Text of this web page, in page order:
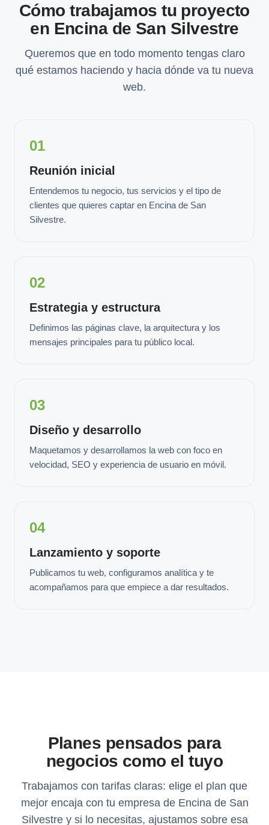
Cómo trabajamos tu proyecto
en Encina de San Silvestre
Queremos que en todo momento tengas claro
qué estamos haciendo y hacia dónde va tu nueva
web.
01
Reunión inicial
Entendemos tu negocio, tus servicios y el tipo de
clientes que quieres captar en Encina de San
Silvestre.
02
Estrategia y estructura
Definimos las páginas clave, la arquitectura y los
mensajes principales para tu público local.
03
Diseño y desarrollo
Maquetamos y desarrollamos la web con foco en
velocidad, SEO y experiencia de usuario en móvil.
04
Lanzamiento y soporte
Publicamos tu web, configuramos analítica y te
acompañamos para que empiece a dar resultados.
Planes pensados para
negocios como el tuyo
Trabajamos con tarifas claras: elige el plan que
mejor encaja con tu empresa de Encina de San
Silvestre y si lo necesitas, ajustamos sobre esa